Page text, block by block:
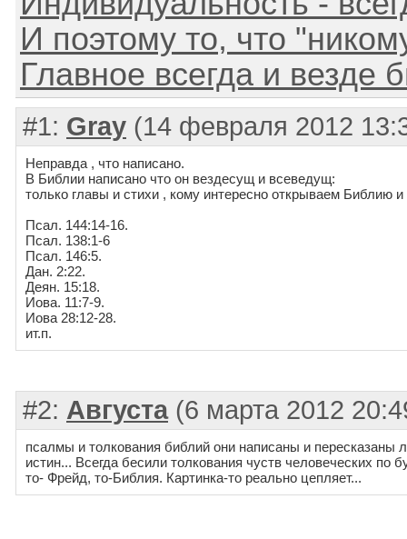
И поэтому то, что
Главное всегда и везде
#1: Gray (14 февраля 2012
Неправда , что написано.
В Библии написано что он вездесущ и всеведущ:
только главы и стихи , кому интересно открываем Библию и
Псал. 144:14-16.
Псал. 138:1-6
Псал. 146:5.
Дан. 2:22.
Деян. 15:18.
Иова. 11:7-9.
Иова 28:12-28.
ит.п.
#2: Августа(6 марта 2012
псалмы и толкования библий они написаны и пересказаны
истин... Всегда бесили толкования чуств человеческих по
то- Фрейд, то-Библия. Картинка-то реально цепляет...